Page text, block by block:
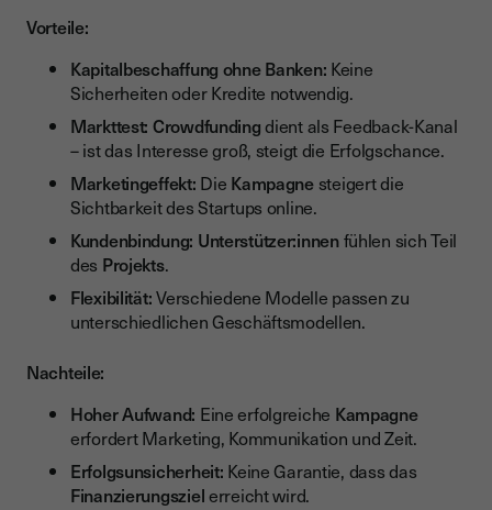
Vorteile:
Kapitalbeschaffung ohne Banken: Keine
Sicherheiten oder Kredite notwendig.
Markttest: Crowdfundingdient als Feedback-Kanal
– ist das Interesse groß, steigt die Erfolgschance.
Marketingeffekt: Die Kampagnesteigert die
Sichtbarkeit des Startups online.
Kundenbindung: Unterstützer:innenfühlen sich Teil
des Projekts.
Flexibilität:Verschiedene Modelle passen zu
unterschiedlichen Geschäftsmodellen.
Nachteile:
Hoher Aufwand: Eine erfolgreiche Kampagne
erfordert Marketing, Kommunikation und Zeit.
Erfolgsunsicherheit: Keine Garantie, dass das
Finanzierungszielerreicht wird.